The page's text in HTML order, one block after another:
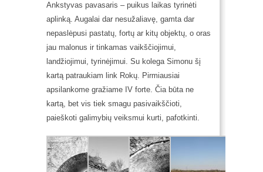
Ankstyvas pavasaris – puikus laikas tyrinėti
aplinką. Augalai dar nesužaliavę, gamta dar
nepaslėpusi pastatų, fortų ar kitų objektų, o oras
jau malonus ir tinkamas vaikščiojimui,
landžiojimui, tyrinėjimui. Su kolega Simonu šį
kartą patraukiam link Rokų. Pirmiausiai
apsilankome gražiame IV forte. Čia būta ne
kartą, bet vis tiek smagu pasivaikščioti,
paieškoti galimybių veiksmui kurti, pafotkinti.